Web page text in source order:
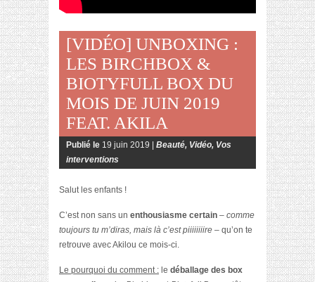
[VIDÉO] UNBOXING :
LES BIRCHBOX &
BIOTYFULL BOX DU
MOIS DE JUIN 2019
FEAT. AKILA
Publié le 19 juin 2019 | Beauté, Vidéo, Vos
interventions
Salut les enfants !
C’est non sans un enthousiasme certain – comme
toujours tu m’diras, mais là c’est piiiiiiiire – qu’on te
retrouve avec Akilou ce mois-ci.
Le pourquoi du comment : le déballage des box